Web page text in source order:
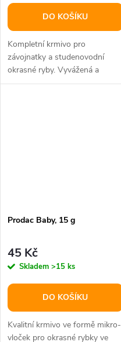
DO KOŠÍKU
Kompletní krmivo pro
závojnatky a studenovodní
okrasné ryby. Vyvážená a
zdravá strava ve formě
Prodac Baby, 15 g
45 Kč
Skladem >15 ks
DO KOŠÍKU
Kvalitní krmivo ve formě mikro-
vloček pro okrasné rybky ve